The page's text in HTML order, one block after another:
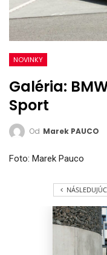
NOVINKY
Galéria:
Sport
Od Marek PAUCO
Foto: Marek Pauco